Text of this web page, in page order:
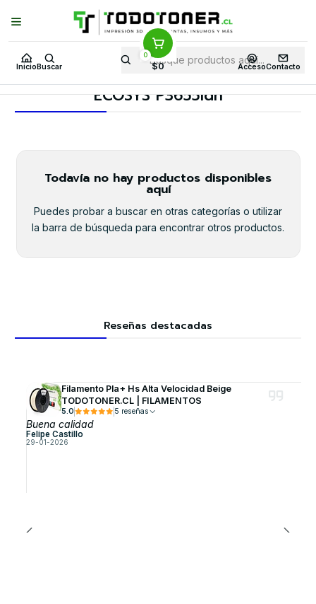
Inicio Buscar
0
$0 AccesoContacto
Puedes Elegir: Comprar enTienda· Despachoa Todo Chile · Retiro en
Tienda en24 Horas
Inicio Toner y tambor Toner Original KYOCERA-MITA
Equipos KYOCERA-MITA ECOSYS P3655idn
ECOSYS P3655idn
Todavía no hay productos disponibles
aquí
Puedes probar a buscar en otras categorías o utilizar
la barra de búsqueda para encontrar otros productos.
Reseñas destacadas
Filamento Pla+ Hs Alta Velocidad Beige
TODOTONER.CL | FILAMENTOS
5.0 5 reseñas
Buena calidad
Felipe Castillo
29-01-2026